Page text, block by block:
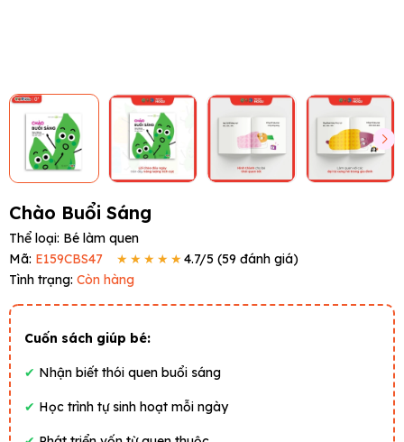
Chào Buổi Sáng
Thể loại: Bé làm quen
Mã: E159CBS47 ★★★★★4.7/5 (59 đánh giá)
Tình trạng: Còn hàng
Cuốn sách giúp bé:
✔ Nhận biết thói quen buổi sáng
✔ Học trình tự sinh hoạt mỗi ngày